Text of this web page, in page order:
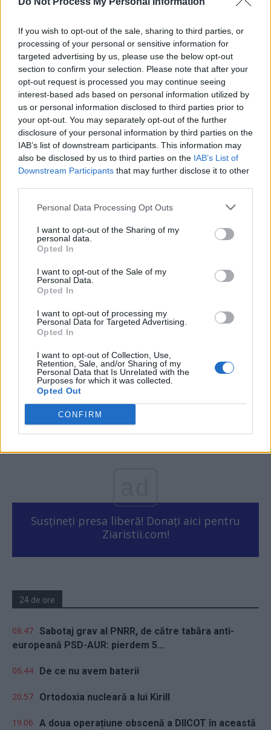
If you wish to opt-out of the sale, sharing to third parties, or
processing of your personal or sensitive information for
targeted advertising by us, please use the below opt-out
section to confirm your selection. Please note that after your
opt-out request is processed you may continue seeing
interest-based ads based on personal information utilized by
us or personal information disclosed to third parties prior to
your opt-out. You may separately opt-out of the further
disclosure of your personal information by third parties on the
IAB’s list of downstream participants. This information may
also be disclosed by us to third parties on the IAB’s List of
Downstream Participants that may further disclose it to other
Personal Data Processing Opt Outs
I want to opt-out of the Sharing of my
personal data.
Opted In
I want to opt-out of the Sale of my
Personal Data.
Opted In
I want to opt-out of processing my
Personal Data for Targeted Advertising.
Opted In
I want to opt-out of Collection, Use,
Retention, Sale, and/or Sharing of my
Personal Data that Is Unrelated with the
Purposes for which it was collected.
Opted Out
CONFIRM
Rusia se pregătește pentru un război cu
Occidentul în următorul deceniu,...
După ce au luptat tot anul cu Occidentul
putred, Piperea și...
Redacţia luni, 8 ianuarie 2024
Susțineți presa liberă! Donați aici pentru
Ziaristii.com!
24 de ore
08.47 Sabotaj grav al PNRR, de către tabăra anti-
europeană PSD-AUR: pierdem 5...
06.44 De ce nu avem baterii
20.57 Ortodoxia nucleară a lui Kirill
19.06 A doua operațiune obscenă a DIICOT în această